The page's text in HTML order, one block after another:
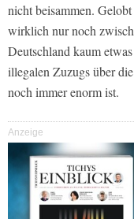
nicht beisammen.
wirklich nur noch
Deutschland kaum
illegalen Zuzugs über
noch immer enorm ist.
Anzeige